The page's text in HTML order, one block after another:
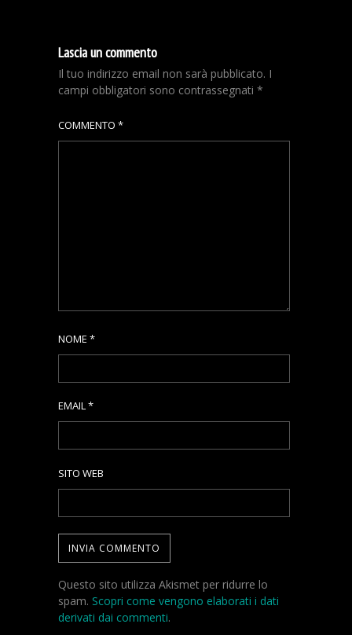
Lascia un commento
Il tuo indirizzo email non sarà pubblicato. I
campi obbligatori sono contrassegnati *
COMMENTO *
NOME *
EMAIL*
SITO WEB
Questo sito utilizza Akismet per ridurre lo
spam. Scopri come vengono elaborati i dati
derivati dai commenti.